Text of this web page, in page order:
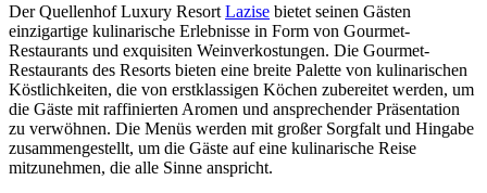
Der Quellenhof Luxury Resort Lazise bietet seinen Gästen
einzigartige kulinarische Erlebnisse in Form von Gourmet-
Restaurants und exquisiten Weinverkostungen. Die Gourmet-
Restaurants des Resorts bieten eine breite Palette von kulinarischen
Köstlichkeiten, die von erstklassigen Köchen zubereitet werden, um
die Gäste mit raffinierten Aromen und ansprechender Präsentation
zu verwöhnen. Die Menüs werden mit großer Sorgfalt und Hingabe
zusammengestellt, um die Gäste auf eine kulinarische Reise
mitzunehmen, die alle Sinne anspricht.